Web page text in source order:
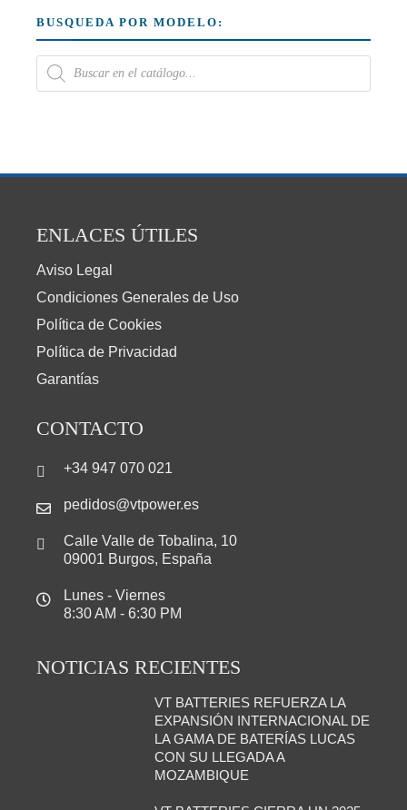
BUSQUEDA POR MODELO:
ENLACES ÚTILES
Aviso Legal
Condiciones Generales de Uso
Política de Cookies
Política de Privacidad
Garantías
CONTACTO
+34 947 070 021
pedidos@vtpower.es
Calle Valle de Tobalina, 10
09001 Burgos, España
Lunes - Viernes
8:30 AM - 6:30 PM
NOTICIAS RECIENTES
VT BATTERIES REFUERZA LA
EXPANSIÓN INTERNACIONAL DE
LA GAMA DE BATERÍAS LUCAS
CON SU LLEGADA A
MOZAMBIQUE